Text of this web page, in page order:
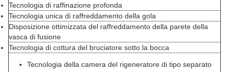
Tecnologia di raffinazione profonda
Tecnologia unica di raffreddamento della gola
Disposizione ottimizzata del raffreddamento della parete della
vasca di fusione
Tecnologia di cottura del bruciatore sotto la bocca
Tecnologia della camera del rigeneratore di tipo separato